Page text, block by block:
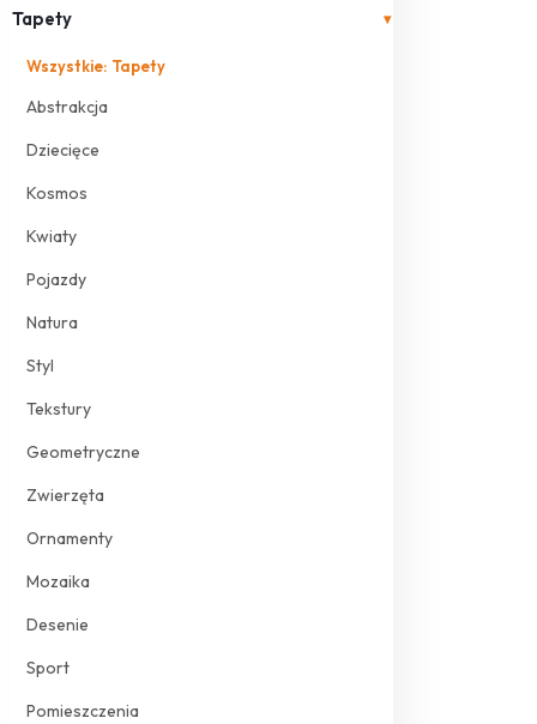
Tapety ▾
Wszystkie: Tapety
Abstrakcja
Dziecięce
Kosmos
Kwiaty
Pojazdy
Natura
Styl
Tekstury
Geometryczne
Zwierzęta
Ornamenty
Mozaika
Desenie
Sport
Pomieszczenia